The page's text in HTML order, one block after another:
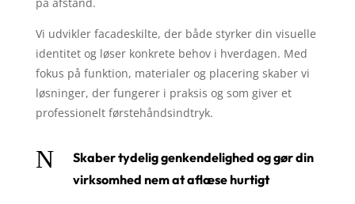
på afstand.
Vi udvikler facadeskilte, der både styrker din visuelle
identitet og løser konkrete behov i hverdagen. Med
fokus på funktion, materialer og placering skaber vi
løsninger, der fungerer i praksis og som giver et
professionelt førstehåndsindtryk.
N
Skaber tydelig genkendelighed og gør din
virksomhed nem at aflæse hurtigt